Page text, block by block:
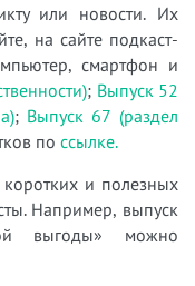
или новости. Их
на сайте подкаст-
смартфон и
; Выпуск 52
; Выпуск 67 (раздел
по ссылке.
и полезных
Например, выпуск
выгоды» можно